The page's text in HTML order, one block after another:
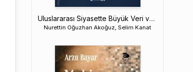
Uluslararası Siyasette Büyük Veri ve Yapay Zekâ
Nurettin Oğuzhan Akoğuz, Selim Kanat